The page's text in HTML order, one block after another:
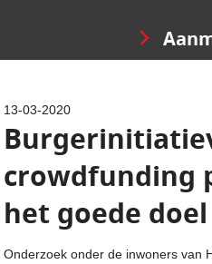
13-03-2020
crowdfunding
het goede doel
Onderzoek onder de inwoners van